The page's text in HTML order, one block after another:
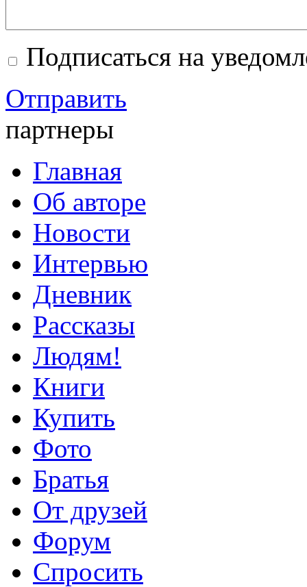
Подписаться на
Отправить
партнеры
Главная
Об авторе
Новости
Интервью
Дневник
Рассказы
Людям!
Книги
Купить
Фото
Братья
От друзей
Форум
Спросить